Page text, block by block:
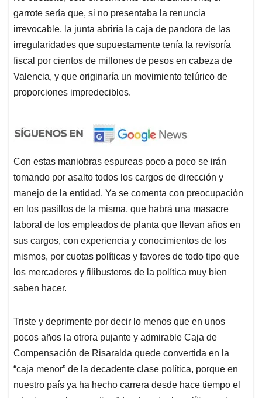
garrote sería que, si no presentaba la renuncia
irrevocable, la junta abriría la caja de pandora de las
irregularidades que supuestamente tenía la revisoría
fiscal por cientos de millones de pesos en cabeza de
Valencia, y que originaría un movimiento telúrico de
proporciones impredecibles.
Con estas maniobras espureas poco a poco se irán
tomando por asalto todos los cargos de dirección y
manejo de la entidad. Ya se comenta con preocupación
en los pasillos de la misma, que habrá una masacre
laboral de los empleados de planta que llevan años en
sus cargos, con experiencia y conocimientos de los
mismos, por cuotas políticas y favores de todo tipo que
los mercaderes y filibusteros de la política muy bien
saben hacer.
Triste y deprimente por decir lo menos que en unos
pocos años la otrora pujante y admirable Caja de
Compensación de Risaralda quede convertida en la
“caja menor” de la decadente clase política, porque en
nuestro país ya ha hecho carrera desde hace tiempo el